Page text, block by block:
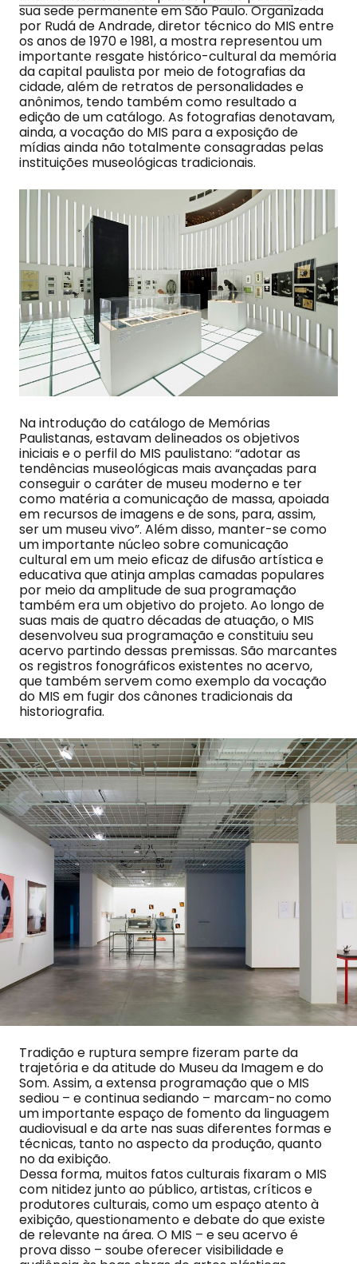
sua sede permanente em São Paulo. Organizada
por Rudá de Andrade, diretor técnico do MIS entre
os anos de 1970 e 1981, a mostra representou um
importante resgate histórico-cultural da memória
da capital paulista por meio de fotografias da
cidade, além de retratos de personalidades e
anônimos, tendo também como resultado a
edição de um catálogo. As fotografias denotavam,
ainda, a vocação do MIS para a exposição de
mídias ainda não totalmente consagradas pelas
instituições museológicas tradicionais.
Na introdução do catálogo de Memórias
Paulistanas, estavam delineados os objetivos
iniciais e o perfil do MIS paulistano: “adotar as
tendências museológicas mais avançadas para
conseguir o caráter de museu moderno e ter
como matéria a comunicação de massa, apoiada
em recursos de imagens e de sons, para, assim,
ser um museu vivo”. Além disso, manter-se como
um importante núcleo sobre comunicação
cultural em um meio eficaz de difusão artística e
educativa que atinja amplas camadas populares
por meio da amplitude de sua programação
também era um objetivo do projeto. Ao longo de
suas mais de quatro décadas de atuação, o MIS
desenvolveu sua programação e constituiu seu
acervo partindo dessas premissas. São marcantes
os registros fonográficos existentes no acervo,
que também servem como exemplo da vocação
do MIS em fugir dos cânones tradicionais da
historiografia.
Tradição e ruptura sempre fizeram parte da
trajetória e da atitude do Museu da Imagem e do
Som. Assim, a extensa programação que o MIS
sediou – e continua sediando – marcam-no como
um importante espaço de fomento da linguagem
audiovisual e da arte nas suas diferentes formas e
técnicas, tanto no aspecto da produção, quanto
no da exibição.
Dessa forma, muitos fatos culturais fixaram o MIS
com nitidez junto ao público, artistas, críticos e
produtores culturais, como um espaço atento à
exibição, questionamento e debate do que existe
de relevante na área. O MIS – e seu acervo é
prova disso – soube oferecer visibilidade e